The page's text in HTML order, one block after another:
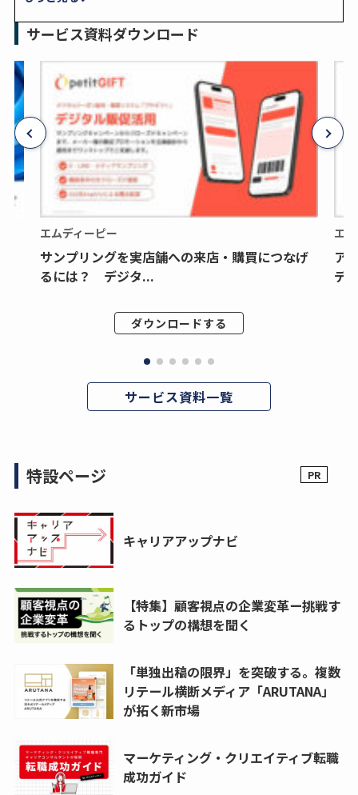
サービス資料ダウンロード
エムディーピー
サンプリングを実店舗への来店・購買につなげ
るには？ デジタ...
ダウンロードする
エ
ア
デ
サービス資料一覧
特設ページ
キャリアアップナビ
【特集】顧客視点の企業変革ー挑戦す
るトップの構想を聞く
「単独出稿の限界」を突破する。複数
リテール横断メディア「ARUTANA」
が拓く新市場
マーケティング・クリエイティブ転職
成功ガイド